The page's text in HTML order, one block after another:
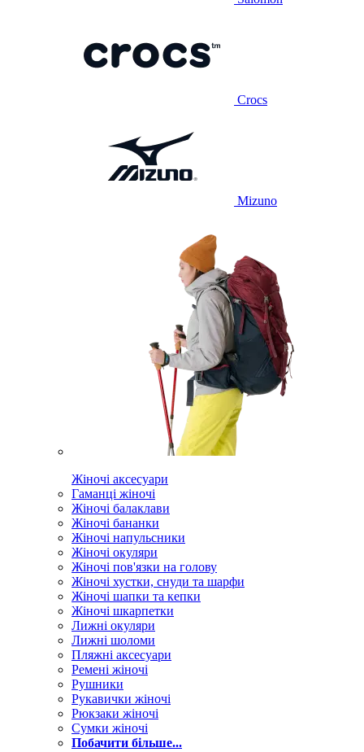
Crocs
Mizuno
Жіночі аксесуари
Гаманці жіночі
Жіночі балаклави
Жіночі бананки
Жіночі напульсники
Жіночі окуляри
Жіночі пов'язки на голову
Жіночі хустки, снуди та шарфи
Жіночі шапки та кепки
Жіночі шкарпетки
Лижні окуляри
Лижні шоломи
Пляжні аксесуари
Ремені жіночі
Рушники
Рукавички жіночі
Рюкзаки жіночі
Сумки жіночі
Побачити більше...